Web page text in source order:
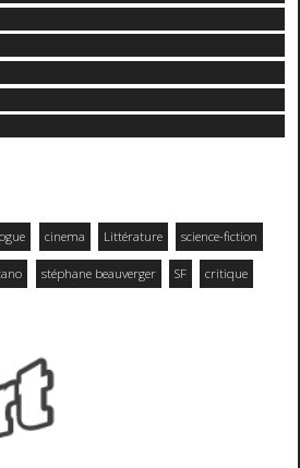
cinema Littérature science-fiction
stéphane beauverger SF critique